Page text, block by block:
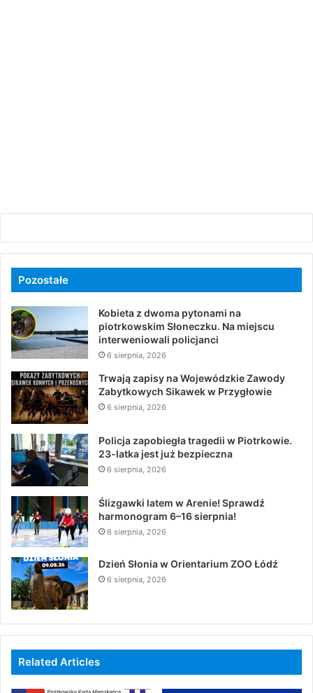
Pozostałe
Kobieta z dwoma pytonami na
piotrkowskim Słoneczku. Na miejscu
interweniowali policjanci
6 sierpnia, 2026
Trwają zapisy na Wojewódzkie Zawody
Zabytkowych Sikawek w Przygłowie
6 sierpnia, 2026
Policja zapobiegła tragedii w Piotrkowie.
23-latka jest już bezpieczna
6 sierpnia, 2026
Ślizgawki latem w Arenie! Sprawdź
harmonogram 6–16 sierpnia!
6 sierpnia, 2026
Dzień Słonia w Orientarium ZOO Łódź
6 sierpnia, 2026
Related Articles